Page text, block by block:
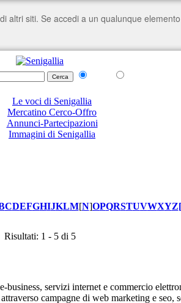
Le voci di Senigallia
Mercatino Cerco-Offro
Annunci-Partecipazioni
Immagini di Senigallia
CDEFGHIJKLM[N]OPQRSTUVWXYZ[
Risultati: 1 - 5 di 5
servizi internet e commercio
campagne di web marketing e seo,